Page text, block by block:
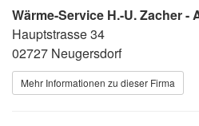
Wärme-Service H.-U. Zacher -
Hauptstrasse 34
02727 Neugersdorf
Mehr Informationen zu dieser Firma